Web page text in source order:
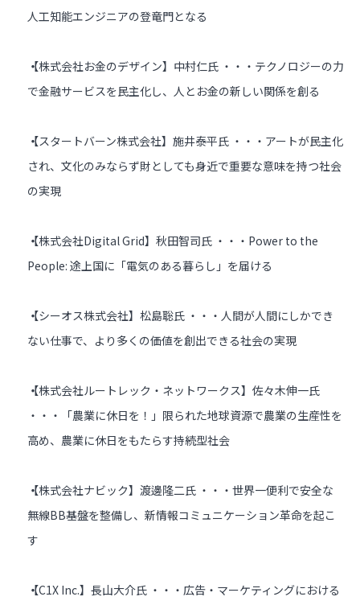
人工知能エンジニアの登竜門となる
【株式会社お金のデザイン】中村仁氏 ・・・テクノロジーの力
で金融サービスを民主化し、人とお金の新しい関係を創る
【スタートバーン株式会社】施井泰平氏 ・・・アートが民主化
され、文化のみならず財としても身近で重要な意味を持つ社会
の実現
【株式会社Digital Grid】秋田智司氏 ・・・Power to the
People: 途上国に「電気のある暮らし」を届ける
【シーオス株式会社】松島聡氏 ・・・人間が人間にしかでき
ない仕事で、より多くの価値を創出できる社会の実現
【株式会社ルートレック・ネットワークス】佐々木伸一氏
・・・「農業に休日を！」限られた地球資源で農業の生産性を
高め、農業に休日をもたらす持続型社会
【株式会社ナビック】渡邊隆二氏 ・・・世界一便利で安全な
無線BB基盤を整備し、新情報コミュニケーション革命を起こ
す
【C1X Inc.】長山大介氏 ・・・広告・マーケティングにおける